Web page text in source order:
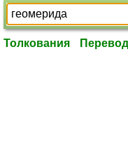
Толкования